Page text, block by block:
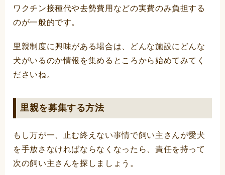
ワクチン接種代や去勢費用などの実費のみ負担する
のが一般的です。
里親制度に興味がある場合は、どんな施設にどんな
犬がいるのか情報を集めるところから始めてみてく
ださいね。
里親を募集する方法
もし万が一、止む終えない事情で飼い主さんが愛犬
を手放さなければならなくなったら、責任を持って
次の飼い主さんを探しましょう。